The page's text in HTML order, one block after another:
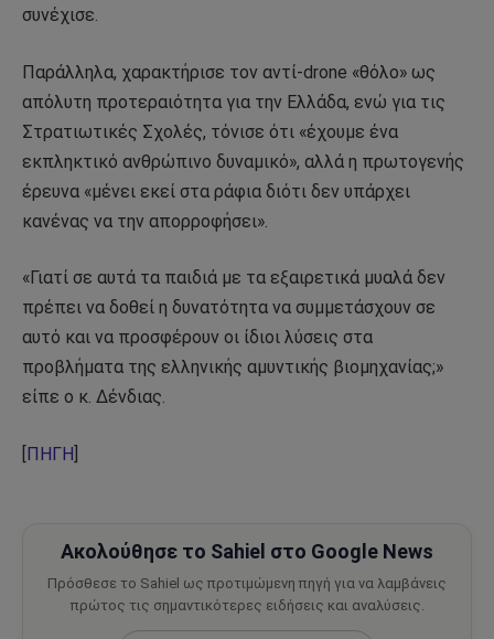
συνέχισε.
Παράλληλα, χαρακτήρισε τον αντί-drone «θόλο» ως
απόλυτη προτεραιότητα για την Ελλάδα, ενώ για τις
Στρατιωτικές Σχολές, τόνισε ότι «έχουμε ένα
εκπληκτικό ανθρώπινο δυναμικό», αλλά η πρωτογενής
έρευνα «μένει εκεί στα ράφια διότι δεν υπάρχει
κανένας να την απορροφήσει».
«Γιατί σε αυτά τα παιδιά με τα εξαιρετικά μυαλά δεν
πρέπει να δοθεί η δυνατότητα να συμμετάσχουν σε
αυτό και να προσφέρουν οι ίδιοι λύσεις στα
προβλήματα της ελληνικής αμυντικής βιομηχανίας;»
είπε ο κ. Δένδιας.
ΠΗΓΗ
Ακολούθησε το Sahiel στο Google News
Πρόσθεσε το Sahiel ως προτιμώμενη πηγή για να λαμβάνεις
πρώτος τις σημαντικότερες ειδήσεις και αναλύσεις.